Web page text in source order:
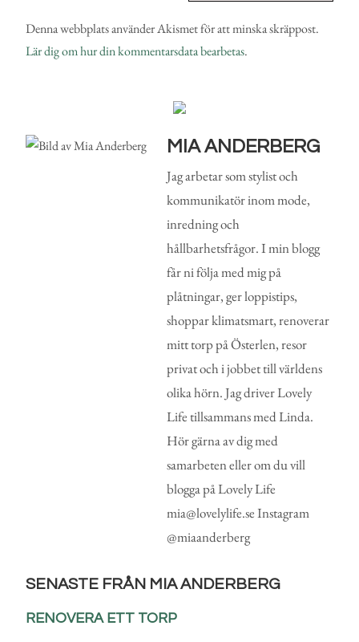
Denna webbplats använder Akismet för att minska skräppost.
Lär dig om hur din kommentarsdata bearbetas.
MIA ANDERBERG
Jag arbetar som stylist och
kommunikatör inom mode,
inredning och
hållbarhetsfrågor. I min blogg
får ni följa med mig på
plåtningar, ger loppistips,
shoppar klimatsmart, renoverar
mitt torp på Österlen, resor
privat och i jobbet till världens
olika hörn. Jag driver Lovely
Life tillsammans med Linda.
Hör gärna av dig med
samarbeten eller om du vill
blogga på Lovely Life
mia@lovelylife.se Instagram
@miaanderberg
SENASTE FRÅN MIA ANDERBERG
RENOVERA ETT TORP